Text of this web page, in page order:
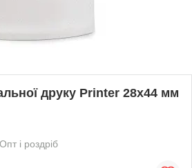
друку Printer 28x44 мм
Опт і роздріб